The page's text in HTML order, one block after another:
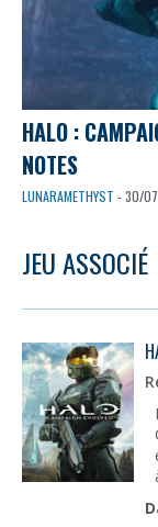
HALO :
NOTES
LUNARAMETHYST - 30/
JEU ASSOCIÉ